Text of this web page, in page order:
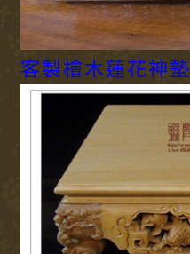
客製檜木蓮花神墊